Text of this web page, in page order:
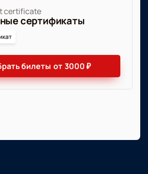
certificate
сертификаты
билеты от 3000₽